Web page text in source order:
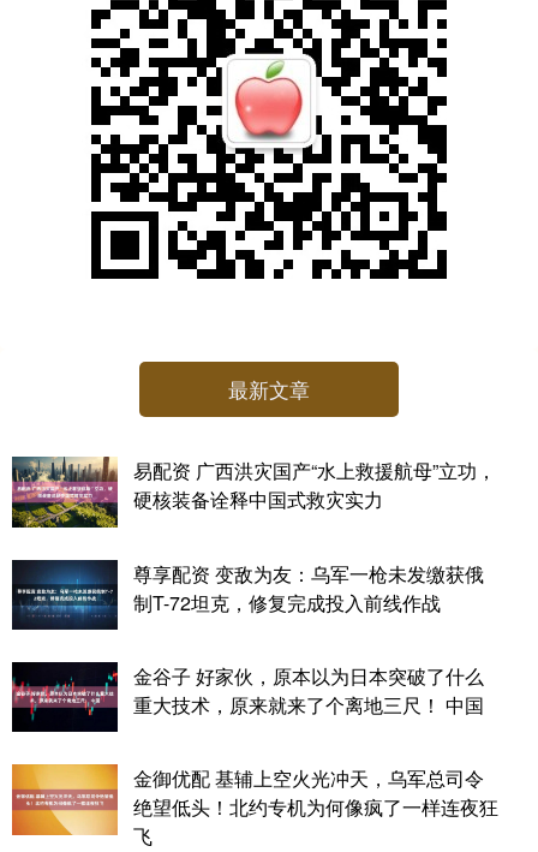
最新文章
易配资 广西洪灾国产“水上救援航母”立功，
硬核装备诠释中国式救灾实力
尊享配资 变敌为友：乌军一枪未发缴获俄
制T-72坦克，修复完成投入前线作战
金谷子 好家伙，原本以为日本突破了什么
重大技术，原来就来了个离地三尺！ 中国
金御优配 基辅上空火光冲天，乌军总司令
绝望低头！北约专机为何像疯了一样连夜狂
飞